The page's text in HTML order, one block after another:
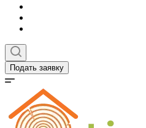
Подать заявку